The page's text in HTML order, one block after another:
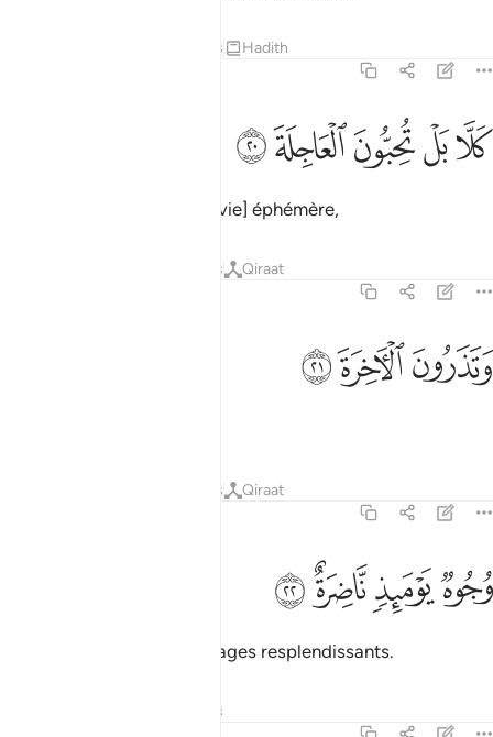
Réflexions Hadith
كلا بل تحبون العاجلة ٢٠
كَلَّا بَلْ تُحِبُّونَ ٱلْعَاجِلَةَ ٢٠
ﱁﱂﱃﱄﱅ
Mais vous aimez plutôt [la vie] éphémère,
Réflexions Qiraat
وتذرون الاخرة ٢١
وَتَذَرُونَ ٱلْـَٔاخِرَةَ ٢١
ﱆﱇﱈ
Réflexions Qiraat
وجوه يوميذ ناضرة ٢٢
وُجُوهٌۭ يَوْمَئِذٍۢ نَّاضِرَةٌ ٢٢
ﱉﱊﱋﱌ
Ce jour-là, il y aura des visages resplendissants.
Réflexions